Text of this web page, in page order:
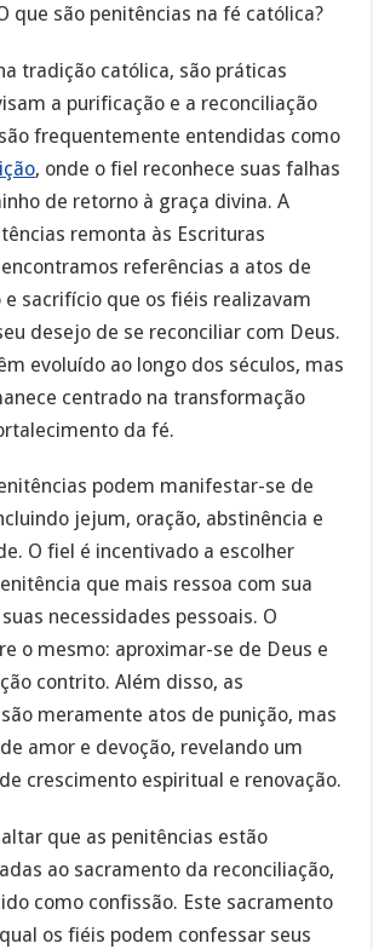
que são penitências na fé católica?
tradição católica, são práticas
a purificação e a reconciliação
frequentemente entendidas como
, onde o fiel reconhece suas falhas
de retorno à graça divina. A
remonta às Escrituras
referências a atos de
sacrifício que os fiéis realizavam
desejo de se reconciliar com Deus.
evoluído ao longo dos séculos, mas
centrado na transformação
da fé.
podem manifestar-se de
jejum, oração, abstinência e
O fiel é incentivado a escolher
que mais ressoa com sua
necessidades pessoais. O
o mesmo: aproximar-se de Deus e
contrito. Além disso, as
meramente atos de punição, mas
amor e devoção, revelando um
crescimento espiritual e renovação.
que as penitências estão
ao sacramento da reconciliação,
como confissão. Este sacramento
os fiéis podem confessar seus